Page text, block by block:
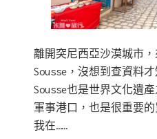
離開突尼西亞沙漠城市
Sousse，沒想到查資料
Sousse也是世界文化遺
軍事港口，也是很重要
我在……